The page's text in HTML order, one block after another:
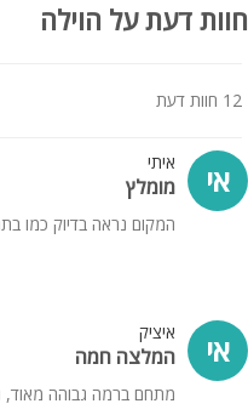
חוות דעת על הוילה
12 חוות דעת
אי איתי
מומלץ
המקום נראה בדיוק כמו
אי איציק
המלצה חמה
מתחם ברמה גבוהה מאוד,